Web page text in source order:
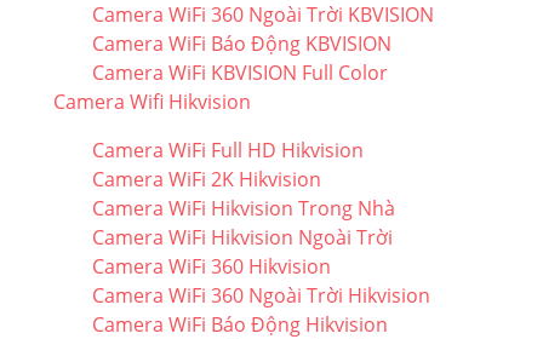
Camera WiFi 360 Ngoài Trời KBVISION
Camera WiFi Báo Động KBVISION
Camera WiFi KBVISION Full Color
Camera Wifi Hikvision
Camera WiFi Full HD Hikvision
Camera WiFi 2K Hikvision
Camera WiFi Hikvision Trong Nhà
Camera WiFi Hikvision Ngoài Trời
Camera WiFi 360 Hikvision
Camera WiFi 360 Ngoài Trời Hikvision
Camera WiFi Báo Động Hikvision